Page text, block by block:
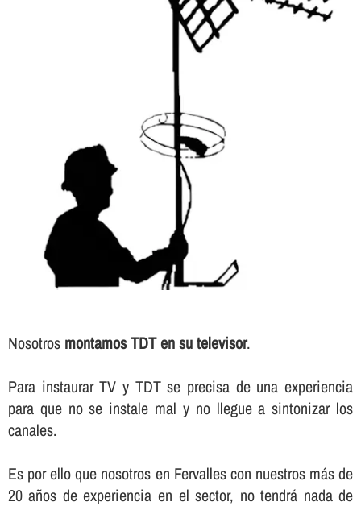
Nosotros montamos TDT en su televisor.
Para instaurar TV y TDT se precisa de una experiencia
para que no se instale mal y no llegue a sintonizar los
canales.
Es por ello que nosotros en Fervalles con nuestros más de
20 años de experiencia en el sector, no tendrá nada de